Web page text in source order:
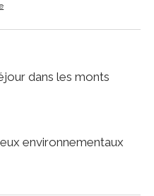
dans les monts
environnementaux